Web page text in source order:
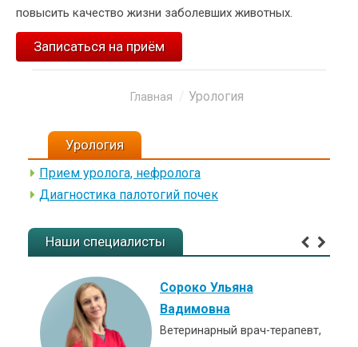
повысить качество жизни заболевших животных.
Записаться на приём
Главная Урология
Урология
Прием уролога, нефролога
Диагностика палотогий почек
Наши специалисты
Сороко Ульяна
Вадимовна
Ветеринарный врач-терапевт,